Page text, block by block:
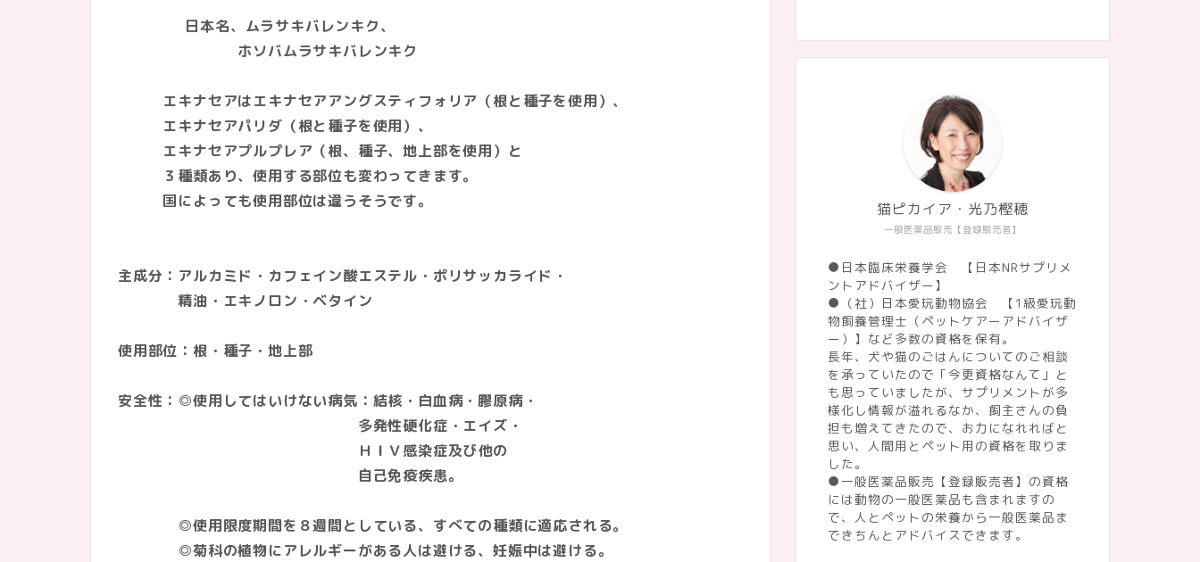
日本名、ムラサキバレンキク、
ホソバムラサキバレンキク
エキナセアはエキナセアアングスティフォリア（根と種子を使用）、
エキナセアパリダ（根と種子を使用）、
エキナセアプルプレア（根、種子、地上部を使用）と
３種類あり、使用する部位も変わってきます。
国によっても使用部位は違うそうです。
主成分：アルカミド・カフェイン酸エステル・ポリサッカライド・
精油・エキノロン・ベタイン
使用部位：根・種子・地上部
安全性：◎使用してはいけない病気：結核・白血病・膠原病・
多発性硬化症・エイズ・
ＨＩＶ感染症及び他の
自己免疫疾患。
◎使用限度期間を８週間としている、すべての種類に適応される。
◎菊科の植物にアレルギーがある人は避ける、妊娠中は避ける。
一般医薬品販売【登録販売者】
猫ピカイア・光乃樫穂
●日本臨床栄養学会 【日本NRサプリメ
ントアドバイザー】
●（社）日本愛玩動物協会 【1級愛玩動
物飼養管理士（ペットケアーアドバイザ
ー）】など多数の資格を保有。
長年、犬や猫のごはんについてのご相談
を承っていたので「今更資格なんて」と
も思っていましたが、サプリメントが多
様化し情報が溢れるなか、飼主さんの負
担も増えてきたので、お力になれればと
思い、人間用とペット用の資格を取りま
した。
●一般医薬品販売【登録販売者】の資格
には動物の一般医薬品も含まれますの
で、人とペットの栄養から一般医薬品ま
できちんとアドバイスできます。